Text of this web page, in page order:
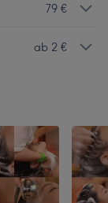
79 €
ab 2 €